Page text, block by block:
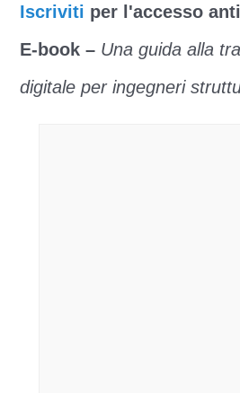
Iscriviti per l'accesso
E-book – Una guida alla
digitale per ingegneri